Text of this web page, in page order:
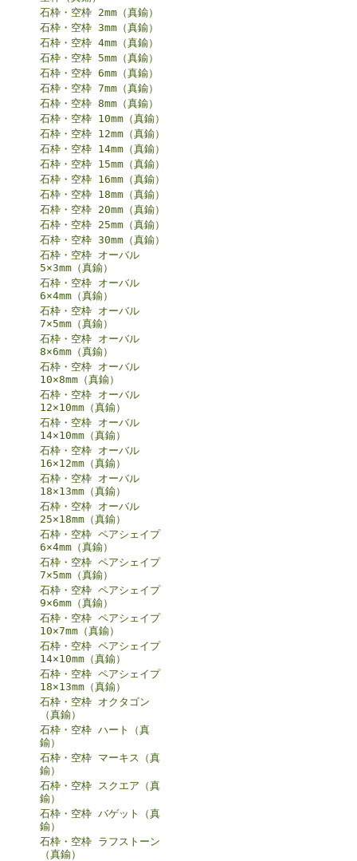
石枠・空枠 2mm（真鍮）
石枠・空枠 3mm（真鍮）
石枠・空枠 4mm（真鍮）
石枠・空枠 5mm（真鍮）
石枠・空枠 6mm（真鍮）
石枠・空枠 7mm（真鍮）
石枠・空枠 8mm（真鍮）
石枠・空枠 10mm（真鍮）
石枠・空枠 12mm（真鍮）
石枠・空枠 14mm（真鍮）
石枠・空枠 15mm（真鍮）
石枠・空枠 16mm（真鍮）
石枠・空枠 18mm（真鍮）
石枠・空枠 20mm（真鍮）
石枠・空枠 25mm（真鍮）
石枠・空枠 30mm（真鍮）
石枠・空枠 オーバル
5×3mm（真鍮）
石枠・空枠 オーバル
6×4mm（真鍮）
石枠・空枠 オーバル
7×5mm（真鍮）
石枠・空枠 オーバル
8×6mm（真鍮）
石枠・空枠 オーバル
10×8mm（真鍮）
石枠・空枠 オーバル
12×10mm（真鍮）
石枠・空枠 オーバル
14×10mm（真鍮）
石枠・空枠 オーバル
16×12mm（真鍮）
石枠・空枠 オーバル
18×13mm（真鍮）
石枠・空枠 オーバル
25×18mm（真鍮）
石枠・空枠 ペアシェイプ
6×4mm（真鍮）
石枠・空枠 ペアシェイプ
7×5mm（真鍮）
石枠・空枠 ペアシェイプ
9×6mm（真鍮）
石枠・空枠 ペアシェイプ
10×7mm（真鍮）
石枠・空枠 ペアシェイプ
14×10mm（真鍮）
石枠・空枠 ペアシェイプ
18×13mm（真鍮）
石枠・空枠 オクタゴン
（真鍮）
石枠・空枠 ハート（真
鍮）
石枠・空枠 マーキス（真
鍮）
石枠・空枠 スクエア（真
鍮）
石枠・空枠 バゲット（真
鍮）
石枠・空枠 ラフストーン
（真鍮）